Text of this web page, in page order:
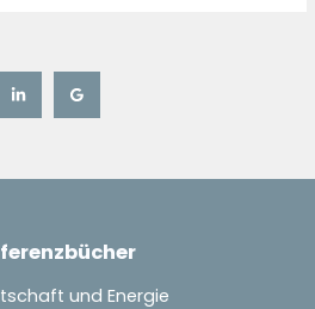
und Energie